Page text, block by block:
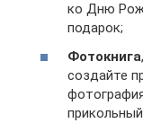
ко Дню
подарок;
Фотокнига
создайте